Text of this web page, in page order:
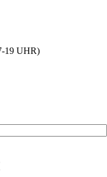
19 UHR)